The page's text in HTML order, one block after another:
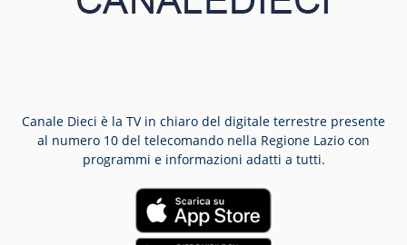
Canale Dieci è la TV in chiaro del digitale terrestre presente
al numero 10 del telecomando nella Regione Lazio con
programmi e informazioni adatti a tutti.